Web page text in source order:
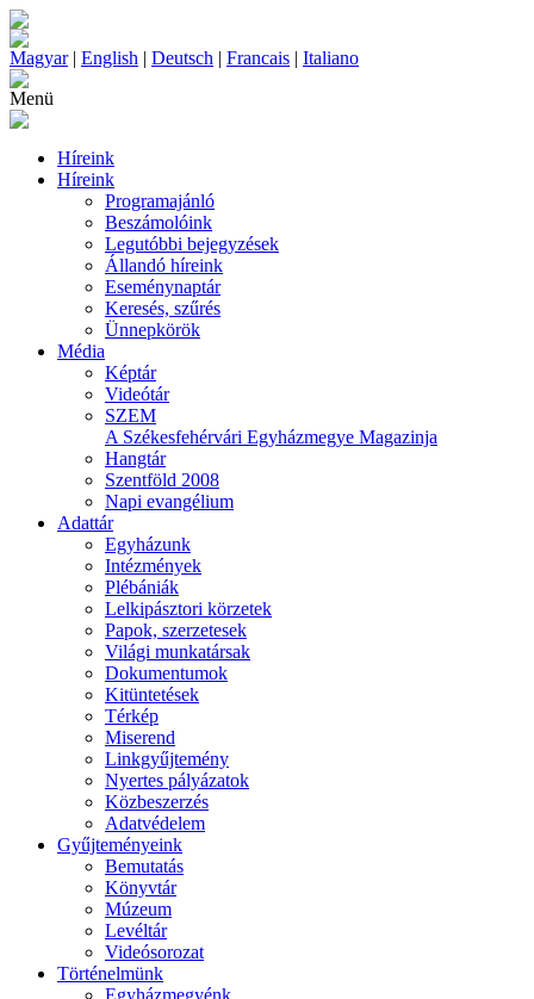
Magyar| English | Deutsch | Francais | Italiano
Menü
Híreink
Híreink
Programajánló
Beszámolóink
Legutóbbi bejegyzések
Állandó híreink
Eseménynaptár
Keresés, szűrés
Ünnepkörök
Média
Képtár
Videótár
SZEM
A Székesfehérvári Egyházmegye Magazinja
Hangtár
Szentföld 2008
Napi evangélium
Adattár
Egyházunk
Intézmények
Plébániák
Lelkipásztori körzetek
Papok, szerzetesek
Világi munkatársak
Dokumentumok
Kitüntetések
Térkép
Miserend
Linkgyűjtemény
Nyertes pályázatok
Közbeszerzés
Adatvédelem
Gyűjteményeink
Bemutatás
Könyvtár
Múzeum
Levéltár
Videósorozat
Történelmünk
Egyházmegyénk